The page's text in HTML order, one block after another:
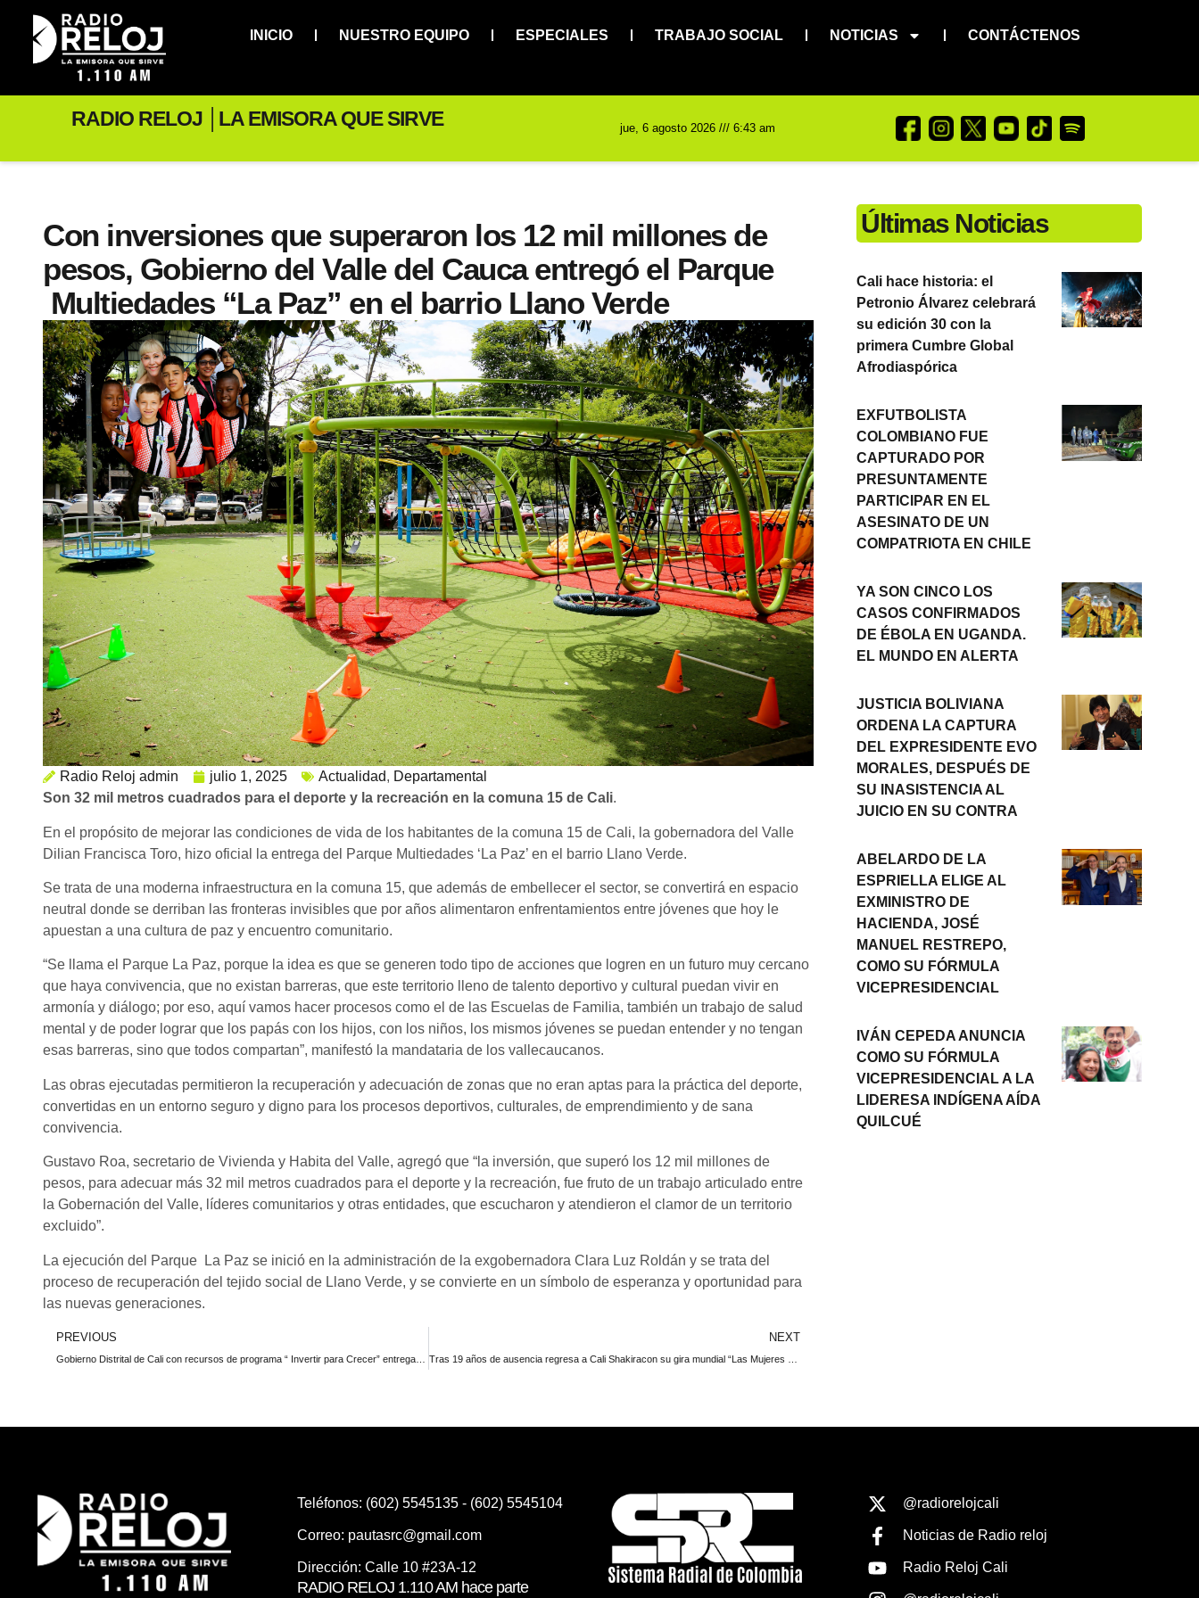
INICIO NUESTRO EQUIPO ESPECIALES TRABAJO SOCIAL NOTICIAS CONTÁCTENOS
RADIO RELOJ │LA EMISORA QUE SIRVE jue, 6 agosto 2026 /// 6:43 am
Con inversiones que superaron los 12 mil millones de
pesos, Gobierno del Valle del Cauca entregó el Parque
Multiedades “La Paz” en el barrio Llano Verde
Radio Reloj admin julio 1, 2025 Actualidad, Departamental
Son 32 mil metros cuadrados para el deporte y la recreación en la comuna 15 de Cali.
En el propósito de mejorar las condiciones de vida de los habitantes de la comuna 15 de Cali, la gobernadora del Valle
Dilian Francisca Toro, hizo oficial la entrega del Parque Multiedades ‘La Paz’ en el barrio Llano Verde.
Se trata de una moderna infraestructura en la comuna 15, que además de embellecer el sector, se convertirá en espacio
neutral donde se derriban las fronteras invisibles que por años alimentaron enfrentamientos entre jóvenes que hoy le
apuestan a una cultura de paz y encuentro comunitario.
“Se llama el Parque La Paz, porque la idea es que se generen todo tipo de acciones que logren en un futuro muy cercano
que haya convivencia, que no existan barreras, que este territorio lleno de talento deportivo y cultural puedan vivir en
armonía y diálogo; por eso, aquí vamos hacer procesos como el de las Escuelas de Familia, también un trabajo de salud
mental y de poder lograr que los papás con los hijos, con los niños, los mismos jóvenes se puedan entender y no tengan
esas barreras, sino que todos compartan”, manifestó la mandataria de los vallecaucanos.
Las obras ejecutadas permitieron la recuperación y adecuación de zonas que no eran aptas para la práctica del deporte,
convertidas en un entorno seguro y digno para los procesos deportivos, culturales, de emprendimiento y de sana
convivencia.
Gustavo Roa, secretario de Vivienda y Habita del Valle, agregó que “la inversión, que superó los 12 mil millones de
pesos, para adecuar más 32 mil metros cuadrados para el deporte y la recreación, fue fruto de un trabajo articulado entre
la Gobernación del Valle, líderes comunitarios y otras entidades, que escucharon y atendieron el clamor de un territorio
excluido”.
La ejecución del Parque La Paz se inició en la administración de la exgobernadora Clara Luz Roldán y se trata del
proceso de recuperación del tejido social de Llano Verde, y se convierte en un símbolo de esperanza y oportunidad para
las nuevas generaciones.
PREVIOUS NEXT
Últimas Noticias
Cali hace historia: el
Petronio Álvarez celebrará
su edición 30 con la
primera Cumbre Global
Afrodiaspórica
EXFUTBOLISTA
COLOMBIANO FUE
CAPTURADO POR
PRESUNTAMENTE
PARTICIPAR EN EL
ASESINATO DE UN
COMPATRIOTA EN CHILE
YA SON CINCO LOS
CASOS CONFIRMADOS
DE ÉBOLA EN UGANDA.
EL MUNDO EN ALERTA
JUSTICIA BOLIVIANA
ORDENA LA CAPTURA
DEL EXPRESIDENTE EVO
MORALES, DESPUÉS DE
SU INASISTENCIA AL
JUICIO EN SU CONTRA
ABELARDO DE LA
ESPRIELLA ELIGE AL
EXMINISTRO DE
HACIENDA, JOSÉ
MANUEL RESTREPO,
COMO SU FÓRMULA
VICEPRESIDENCIAL
IVÁN CEPEDA ANUNCIA
COMO SU FÓRMULA
VICEPRESIDENCIAL A LA
LIDERESA INDÍGENA AÍDA
QUILCUÉ
Teléfonos: (602) 5545135 - (602) 5545104
Correo: pautasrc@gmail.com
Dirección: Calle 10 #23A-12
RADIO RELOJ 1.110 AM hace parte
@radiorelojcali
Noticias de Radio reloj
Radio Reloj Cali